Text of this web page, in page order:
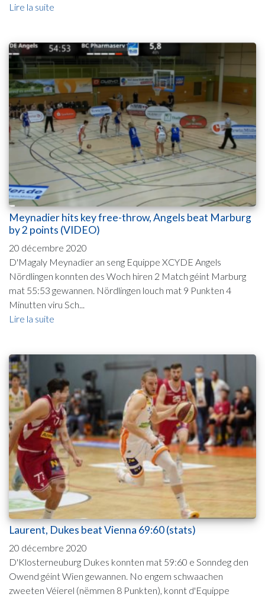
Lire la suite
Meynadier hits key free-throw, Angels beat Marburg
by 2 points (VIDEO)
20 décembre 2020
D'Magaly Meynadier an seng Equippe XCYDE Angels
Nördlingen konnten des Woch hiren 2 Match géint Marburg
mat 55:53 gewannen. Nördlingen louch mat 9 Punkten 4
Minutten viru Sch...
Lire la suite
Laurent, Dukes beat Vienna 69:60 (stats)
20 décembre 2020
D'Klosterneuburg Dukes konnten mat 59:60 e Sonndeg den
Owend géint Wien gewannen. No engem schwaachen
zweeten Véierel (nëmmen 8 Punkten), konnt d'Equippe